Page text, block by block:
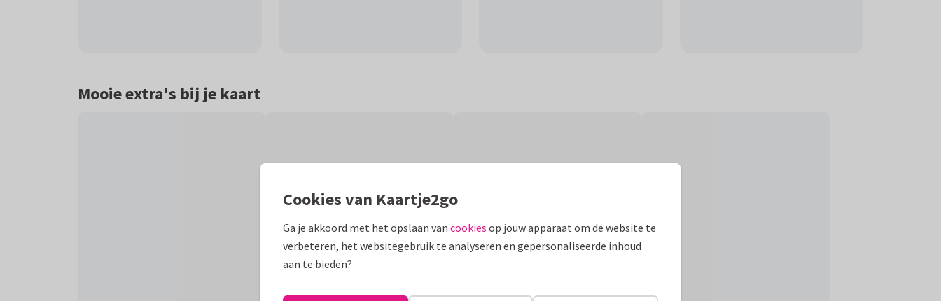
Mooie extra's bij je kaart
Cookies van Kaartje2go
Ga je akkoord met het opslaan van cookies op jouw apparaat om de website te
verbeteren, het websitegebruik te analyseren en gepersonaliseerde inhoud
aan te bieden?